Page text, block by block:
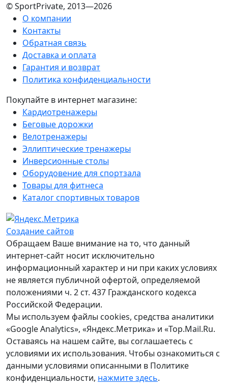
© SportPrivate, 2013—2026
О компании
Контакты
Обратная связь
Доставка и оплата
Гарантия и возврат
Политика конфиденциальности
Покупайте в интернет магазине:
Кардиотренажеры
Беговые дорожки
Велотренажеры
Эллиптические тренажеры
Инверсионные столы
Оборудовение для спортзала
Товары для фитнеса
Каталог спортивных товаров
Создание сайтов
Обращаем Ваше внимание на то, что данный
интернет-сайт носит исключительно
информационный характер и ни при каких условиях
не является публичной офертой, определяемой
положениями ч. 2 ст. 437 Гражданского кодекса
Российской Федерации.
Мы используем файлы cookies, средства аналитики
«Google Analytics», «Яндекс.Метрика» и «Top.Mail.Ru.
Оставаясь на нашем сайте, вы соглашаетесь с
условиями их использования. Чтобы ознакомиться с
данными условиями описанными в Политике
конфиденциальности, нажмите здесь.